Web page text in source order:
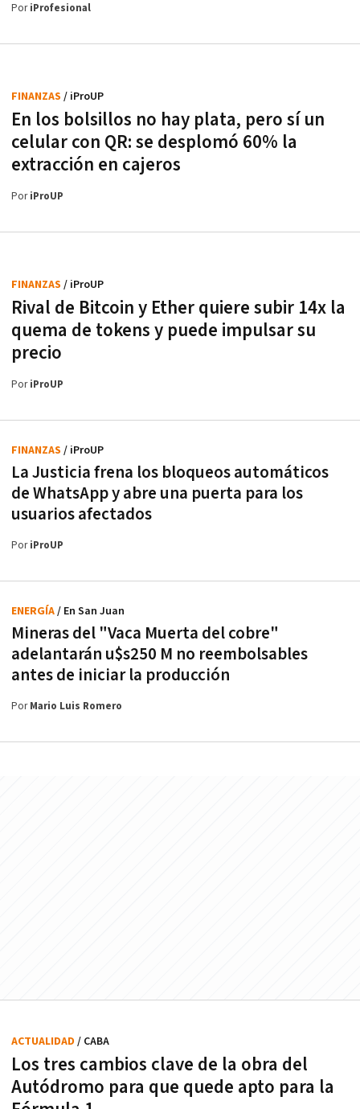
PoriProfesional
En los bolsillos no hay plata, pero sí un
celular con QR: se desplomó 60% la
extracción en cajeros
FINANZAS / iProUP
PoriProUP
Rival de Bitcoin y Ether quiere subir 14x la
quema de tokens y puede impulsar su
precio
FINANZAS / iProUP
PoriProUP
La Justicia frena los bloqueos automáticos
de WhatsApp y abre una puerta para los
usuarios afectados
FINANZAS / iProUP
PoriProUP
Mineras del "Vaca Muerta del cobre"
adelantarán u$s250 M no reembolsables
antes de iniciar la producción
ENERGÍA/ En San Juan
PorMario Luis Romero
Los tres cambios clave de la obra del
Autódromo para que quede apto para la
ACTUALIDAD / CABA